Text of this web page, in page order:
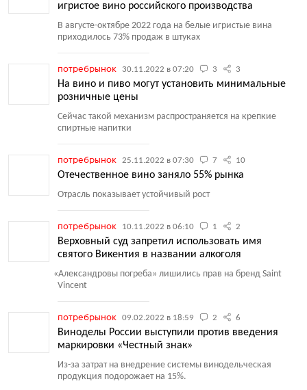
игристое вино российского производства
В августе-октябре 2022 года на белые игристые вина
приходилось 73% продаж в штуках
потребрынок 30.11.2022 в 07:20 3 3
На вино и пиво могут установить минимальные
розничные цены
Сейчас такой механизм распространяется на крепкие
спиртные напитки
потребрынок 25.11.2022 в 07:30 7 10
Отечественное вино заняло 55% рынка
Отрасль показывает устойчивый рост
потребрынок 10.11.2022 в 06:10 1 2
Верховный суд запретил использовать имя
святого Викентия в названии алкоголя
«Александровы погреба» лишились прав на бренд Saint
Vincent
потребрынок 09.02.2022 в 18:59 2 6
Виноделы России выступили против введения
маркировки «Честный знак»
Из-за затрат на внедрение системы винодельческая
продукция подорожает на 15%.